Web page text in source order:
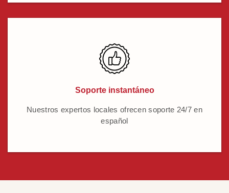
Soporte instantáneo
Nuestros expertos locales ofrecen soporte 24/7 en
español